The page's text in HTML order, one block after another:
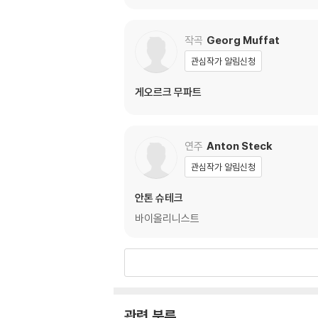
작곡 Georg Muffat
관심작가 알림신청
게오르크 무파트
연주 Anton Steck
관심작가 알림신청
안톤 슈테크
바이올리니스트